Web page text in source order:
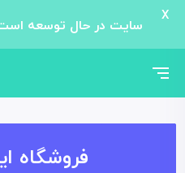
فروشگاه
سایت در حال توسعه
X